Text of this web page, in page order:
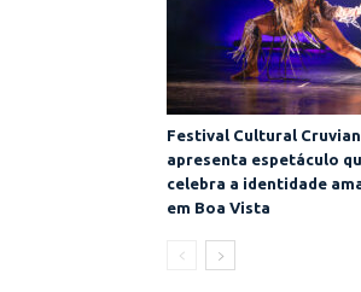
Festival Cultural
apresenta espetáculo
celebra a identidade
em Boa Vista